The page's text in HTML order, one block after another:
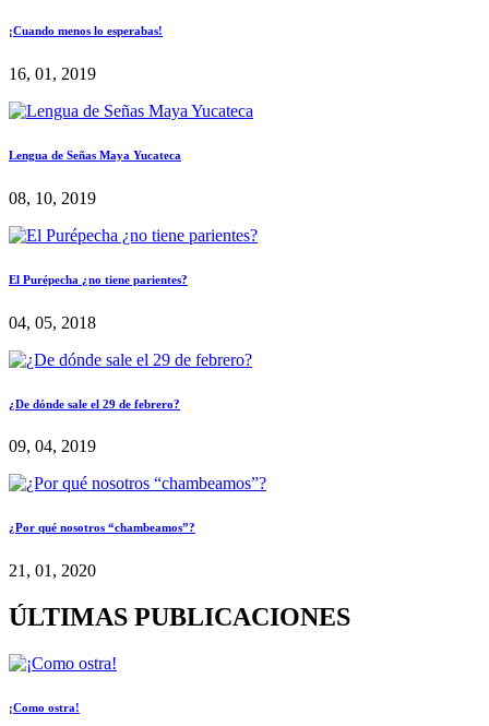
¡Cuando menos lo esperabas!
16, 01, 2019
Lengua de Señas Maya Yucateca
08, 10, 2019
El Purépecha ¿no tiene parientes?
04, 05, 2018
¿De dónde sale el 29 de febrero?
09, 04, 2019
¿Por qué nosotros “chambeamos”?
21, 01, 2020
ÚLTIMAS PUBLICACIONES
¡Como ostra!